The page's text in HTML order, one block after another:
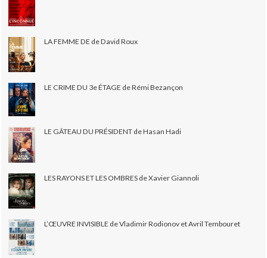
LA FEMME DE de David Roux
LE CRIME DU 3e ÉTAGE de Rémi Bezançon
LE GÂTEAU DU PRÉSIDENT de Hasan Hadi
LES RAYONS ET LES OMBRES de Xavier Giannoli
L’ŒUVRE INVISIBLE de Vladimir Rodionov et Avril Tembouret